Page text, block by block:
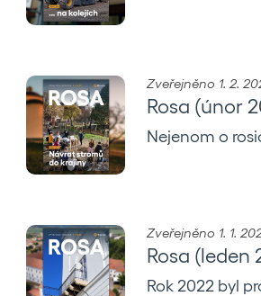
Zveřejněno 1. 2.
Rosa (únor
Nejenom o
Zveřejněno 1. 1.
Rosa (leden
Rok 2022 byl